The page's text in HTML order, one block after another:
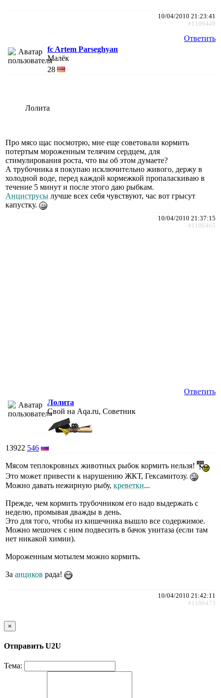
10/04/2010 21:23:41
#1106449
Ответить
fc Artem Parseghyan
Малёк
28
Лолита
Про мясо щас посмотрю, мне еще советовали кормить
потертым мороженным телячим сердцем, для
стимулирования роста, что вы об этом думаете?
А трубочника я покупаю исключительно живого, держу в
холодной воде, перед каждой кормежкой пропаласкиваю в
течение 5 минут и после этого даю рыбкам.
Анциструсы лучше всех себя чувствуют, час вот грысут
капустку.
10/04/2010 21:37:15
#1106465
Ответить
Лолита
Свой на Aqa.ru, Советник
13922 546
Мясом теплокровных животных рыбок кормить нельзя!
Это может привести к нарушению ЖКТ, Гексамитозу.
Можно давать нежирную рыбу, креветки...
Прежде, чем кормить трубочником его надо выдержать с
неделю, промывая дважды в день.
Это для того, чтобы из кишечника вышло все содержимое.
Можно мешочек с ним подвесить в бачок унитаза (если там
нет никакой химии).
Мороженным мотылем можно кормить.
За анциков рада!
10/04/2010 21:42:11
#1106473
×
Отправить U2U
Тема: